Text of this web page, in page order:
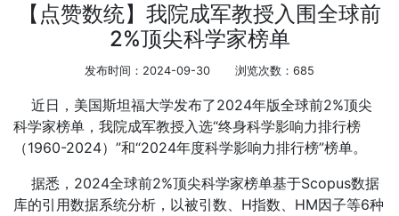
【点赞数统】我院成军教授入围全球前
2%顶尖科学家榜单
发布时间：2024-09-30 浏览次数： 685
近日，美国斯坦福大学发布了2024年版全球前2%顶尖
科学家榜单，我院成军教授入选“终身科学影响力排行榜
（1960-2024）”和“2024年度科学影响力排行榜”榜单。
据悉，2024全球前2%顶尖科学家榜单基于Scopus数据
库的引用数据系统分析，以被引数、H指数、HM因子等6种